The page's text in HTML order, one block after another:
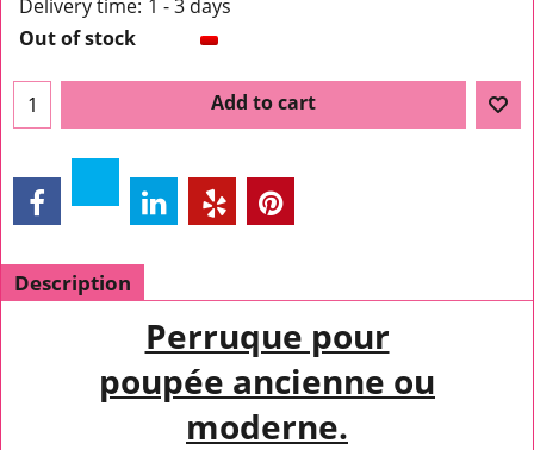
Delivery time: 1 - 3 days
Out of stock
Add to cart
Description
Perruque pour
poupée ancienne ou
moderne.